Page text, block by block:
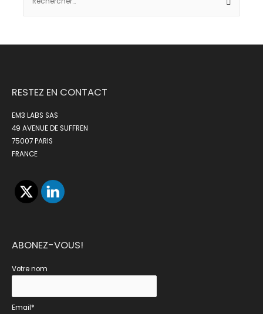
RESTEZ EN CONTACT
EM3 LABS SAS
49 AVENUE DE SUFFREN
75007 PARIS
FRANCE
ABONEZ-VOUS!
Votre nom
Email*